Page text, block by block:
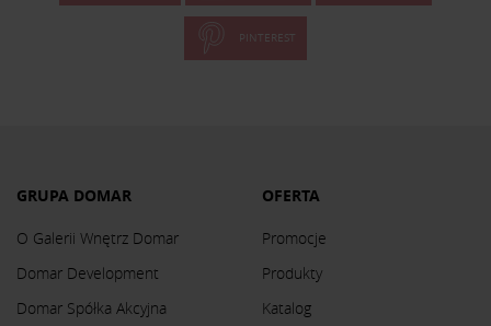
PINTEREST
GRUPA DOMAR
O Galerii Wnętrz Domar
Domar Development
Domar Spółka Akcyjna
OFERTA
Promocje
Produkty
Katalog